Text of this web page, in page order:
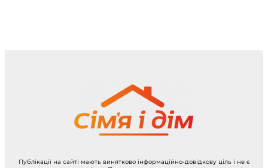
Публікації на сайті мають винятково інформаційно-довідкову ціль і не є